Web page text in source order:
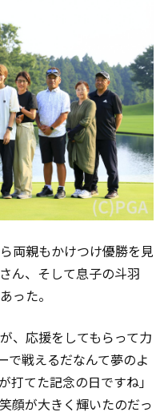
両親もかけつけ優勝を見
ん、そして息子の斗羽
った。
、応援をしてもらって力
で戦えるだなんて夢のよ
打てた記念の日ですね」
顔が大きく輝いたのだっ